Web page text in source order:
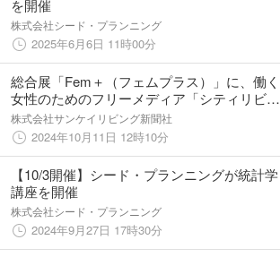
を開催
株式会社シード・プランニング
2025年6月6日 11時00分
総合展「Fem＋（フェムプラス）」に、働く
女性のためのフリーメディア「シティリビン
グ」が協力メディアとして出展（10月17日～
19日・東京ビッグサイト）
株式会社サンケイリビング新聞社
2024年10月11日 12時10分
【10/3開催】シード・プランニングが統計学
講座を開催
株式会社シード・プランニング
2024年9月27日 17時30分